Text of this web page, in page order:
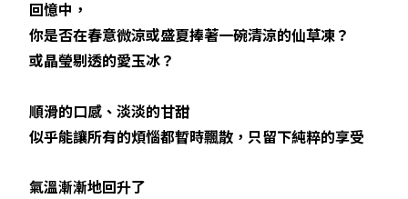
回憶中，
你是否在春意微涼或盛夏捧著一碗清涼的仙草凍？
或晶瑩剔透的愛玉冰？
順滑的口感、淡淡的甘甜
似乎能讓所有的煩惱都暫時飄散，只留下純粹的享受
氣溫漸漸地回升了